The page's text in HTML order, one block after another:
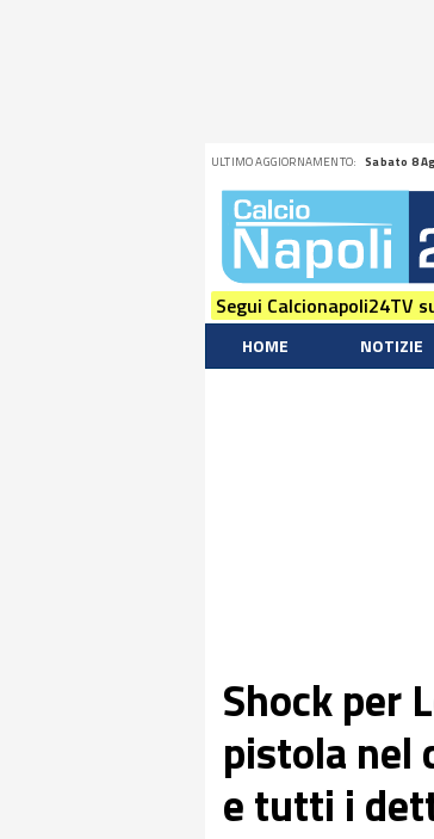
ULTIMO AGGIORNAMENTO: Sabato 8
Segui Calcionapoli24TV
HOME NOTIZIE
Shock per
pistola nel
e tutti i